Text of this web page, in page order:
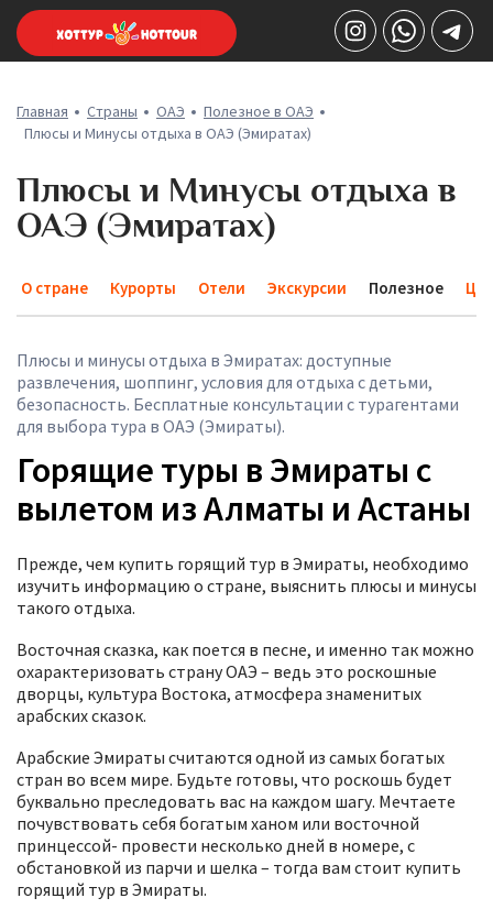
Главная Страны ОАЭ
Полезное в ОАЭ
Плюсы и Минусы отдыха в ОАЭ (Эмиратах)
Плюсы и Минусы отдыха в
ОАЭ (Эмиратах)
О стране Курорты Отели Экскурсии Полезное
Плюсы и минусы отдыха в Эмиратах: доступные
развлечения, шоппинг, условия для отдыха с детьми,
безопасность. Бесплатные консультации с турагентами
для выбора тура в ОАЭ (Эмираты).
Горящие туры в Эмираты с
вылетом из Алматы и Астаны
Прежде, чем купить горящий тур в Эмираты, необходимо
изучить информацию о стране, выяснить плюсы и минусы
такого отдыха.
Восточная сказка, как поется в песне, и именно так можно
охарактеризовать страну ОАЭ – ведь это роскошные
дворцы, культура Востока, атмосфера знаменитых
арабских сказок.
Арабские Эмираты считаются одной из самых богатых
стран во всем мире. Будьте готовы, что роскошь будет
буквально преследовать вас на каждом шагу. Мечтаете
почувствовать себя богатым ханом или восточной
принцессой- провести несколько дней в номере, с
обстановкой из парчи и шелка – тогда вам стоит купить
горящий тур в Эмираты.